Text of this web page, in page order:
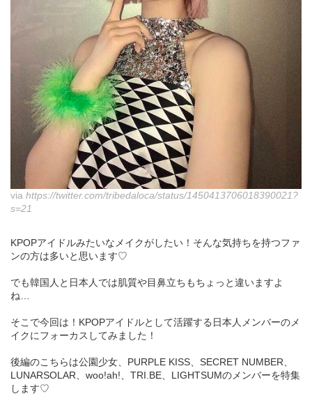
via https://twitter.com/tribedaloca/status/1450413706018390021?
s=21
KPOPアイドルみたいなメイクがしたい！そんな気持ちを持つファ
ンの方は多いと思います♡
でも韓国人と日本人では肌質や目鼻立ちもちょっと違いますよ
ね…
そこで今回は！KPOPアイドルとして活躍する日本人メンバーのメ
イクにフォーカスしてみました！
後編のこちらは公園少女、PURPLE KISS、SECRET NUMBER、
LUNARSOLAR、woo!ah!、TRI.BE、LIGHTSUMのメンバーを特集
します♡